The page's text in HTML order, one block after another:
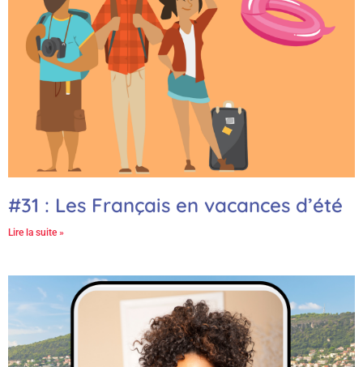
#31 : Les Français en vacances d’été
Lire la suite »